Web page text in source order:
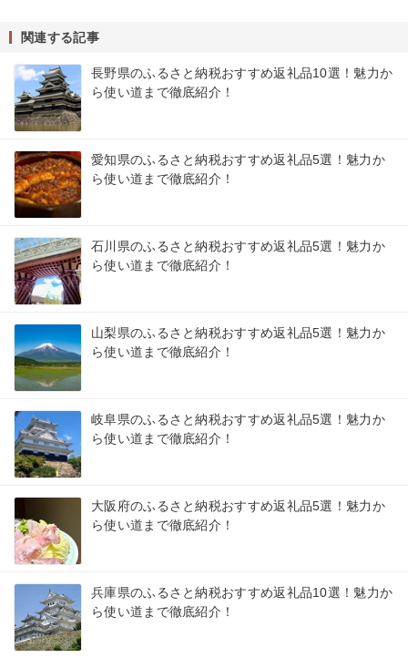
関連する記事
長野県のふるさと納税おすすめ返礼品10選！魅力か
ら使い道まで徹底紹介！
愛知県のふるさと納税おすすめ返礼品5選！魅力か
ら使い道まで徹底紹介！
石川県のふるさと納税おすすめ返礼品5選！魅力か
ら使い道まで徹底紹介！
山梨県のふるさと納税おすすめ返礼品5選！魅力か
ら使い道まで徹底紹介！
岐阜県のふるさと納税おすすめ返礼品5選！魅力か
ら使い道まで徹底紹介！
大阪府のふるさと納税おすすめ返礼品5選！魅力か
ら使い道まで徹底紹介！
兵庫県のふるさと納税おすすめ返礼品10選！魅力か
ら使い道まで徹底紹介！